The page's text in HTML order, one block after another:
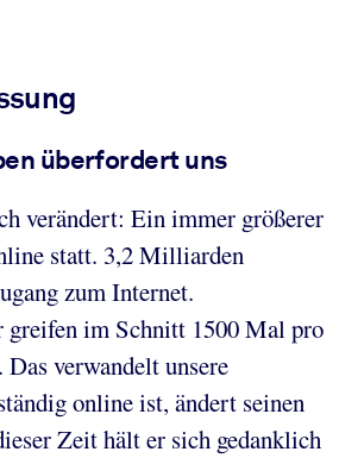
überfordert uns
verändert: Ein immer größerer
statt. 3,2 Milliarden
zum Internet.
im Schnitt 1500 Mal pro
verwandelt unsere
online ist, ändert seinen
Zeit hält er sich gedanklich